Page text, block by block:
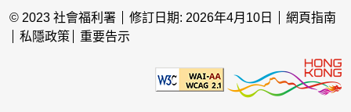
© 2023 社會福利署 修訂日期: 2026年4月10日
網頁指南
私隱政策
重要告示